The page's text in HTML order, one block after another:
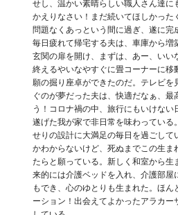
せし、温かい素晴らしい職人さん達に
かえりなさい！まだ続いてほしかった
問題なくあっという間に過ぎ、遂に完
毎日疲れて帰宅する夫は、車庫から増
玄関の扉を開け、まずは、あー、いい
終えるやいなやすぐに畳コーナーに移
願の掘り座卓ができたのだ。テレビを
ぐのが夢だった夫は、快適だなぁ、最
う！コロナ禍の中、旅行にもいけない
遂げた我が家で非日常を味わっている
せりの設計に大満足の毎日を過ごして
かわからないけど、死ぬまでこの生ま
たらと願っている。新しく和室から生
来的には介護ベッドを入れ、介護部屋
もでき、心のゆとりも生まれた。ほん
ーション！出会えてよかったアラカー